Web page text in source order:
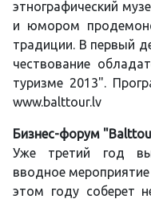
этнографический
и юмором
традиции. В первый
чествование
туризме 2013".
www.balttour.lv
Бизнес-форум
Уже третий год
вводное
этом году соберет